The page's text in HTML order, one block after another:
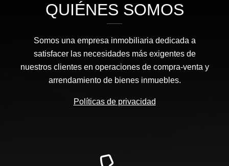
QUIÉNES SOMOS
Somos una empresa inmobiliaria dedicada a
satisfacer las necesidades más exigentes de
nuestros clientes en operaciones de compra-venta y
arrendamiento de bienes inmuebles.
Políticas de privacidad